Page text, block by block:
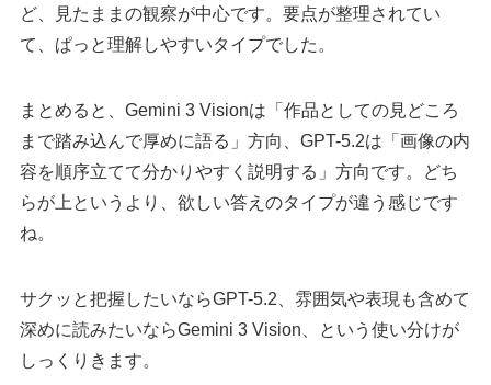
ど、見たままの観察が中心です。要点が整理されてい
て、ぱっと理解しやすいタイプでした。
まとめると、Gemini 3 Visionは「作品としての見どころ
まで踏み込んで厚めに語る」方向、GPT-5.2は「画像の内
容を順序立てて分かりやすく説明する」方向です。どち
らが上というより、欲しい答えのタイプが違う感じです
ね。
サクッと把握したいならGPT-5.2、雰囲気や表現も含めて
深めに読みたいならGemini 3 Vision、という使い分けが
しっくりきます。